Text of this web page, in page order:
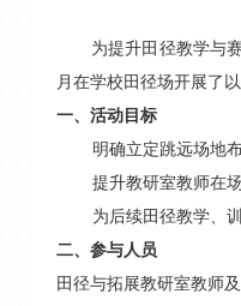
为提升田径教学与
月在学校田径场开展了
一、活动目标
明确立定跳远场地
提升教研室教师在
为后续田径教学、
二、参与人员
田径与拓展教研室教师